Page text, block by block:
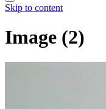
Skip to content
Image (2)